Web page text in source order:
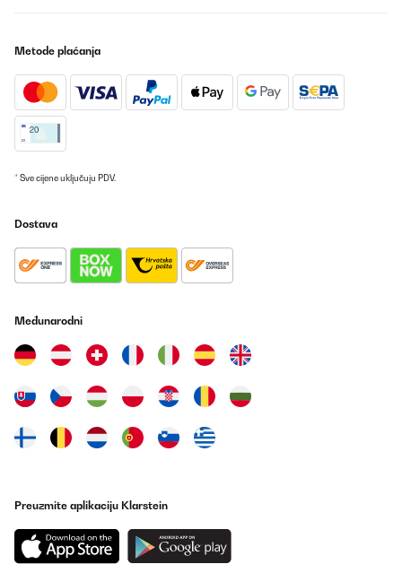
Metode plaćanja
* Sve cijene uključuju PDV.
Dostava
Međunarodni
Preuzmite aplikaciju Klarstein